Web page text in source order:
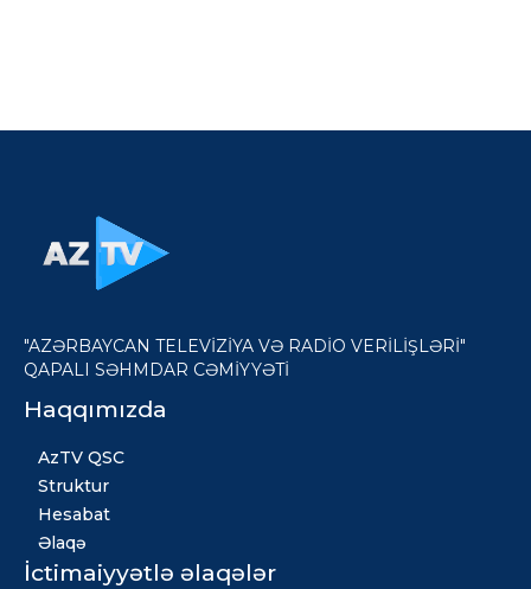
"AZƏRBAYCAN TELEVİZİYA VƏ RADİO VERİLİŞLƏRİ"
QAPALI SƏHMDAR CƏMİYYƏTİ
Haqqımızda
AzTV QSC
Struktur
Hesabat
Əlaqə
İctimaiyyətlə əlaqələr